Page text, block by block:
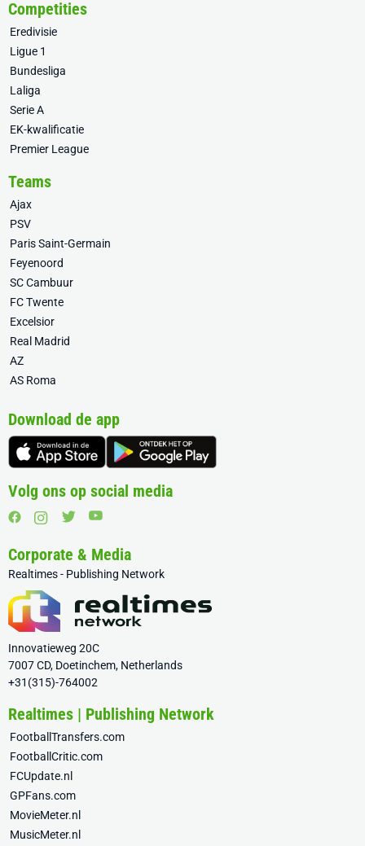
Competities
Eredivisie
Ligue 1
Bundesliga
Laliga
Serie A
EK-kwalificatie
Premier League
Teams
Ajax
PSV
Paris Saint-Germain
Feyenoord
SC Cambuur
FC Twente
Excelsior
Real Madrid
AZ
AS Roma
Download de app
Volg ons op social media
Corporate & Media
Realtimes - Publishing Network
Innovatieweg 20C
7007 CD, Doetinchem, Netherlands
+31(315)-764002
Realtimes | Publishing Network
FootballTransfers.com
FootballCritic.com
FCUpdate.nl
GPFans.com
MovieMeter.nl
MusicMeter.nl